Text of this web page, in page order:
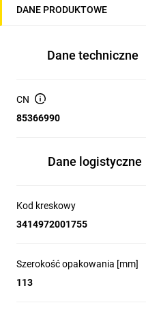
DANE PRODUKTOWE
Dane techniczne
CN
85366990
Dane logistyczne
Kod kreskowy
3414972001755
Szerokość opakowania [mm]
113